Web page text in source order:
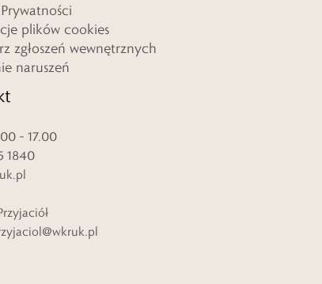
plików cookies
zgłoszeń wewnętrznych
naruszeń
– 17.00
1840